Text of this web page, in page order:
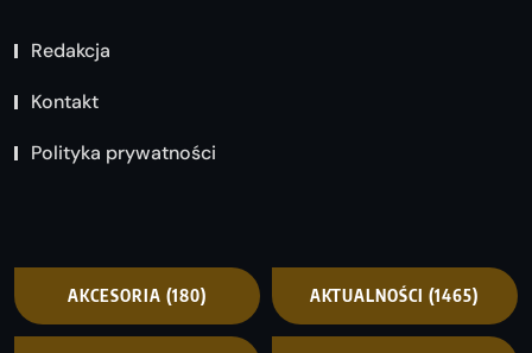
Redakcja
Kontakt
Polityka prywatności
AKCESORIA (180) AKTUALNOŚCI (1465)